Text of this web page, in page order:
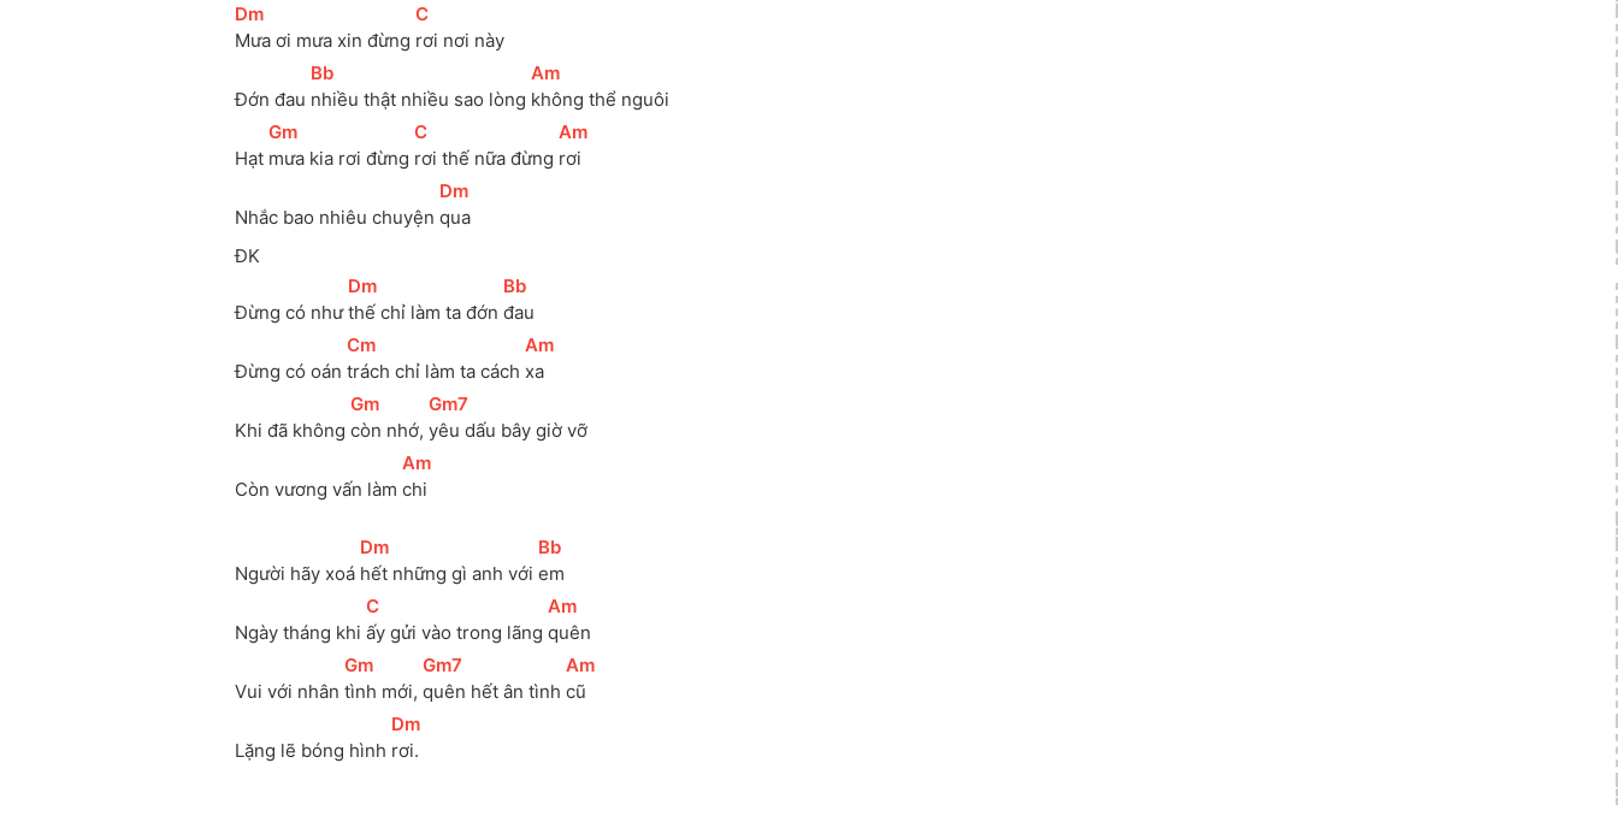
[Dm
Mưa ơi mưa xin đừng
[
C
rơi nơi này
Đớn đau
[Bb
nhiều thật nhiều sao lòng
[
Am
không thể nguôi
Hạt
[
Gm
mưa kia rơi đừng
[
C
rơi thế nữa đừng
[
Am
rơi
Nhắc bao nhiêu chuyện
[Dm
qua
ĐK
Đừng có như
[Dm
thế chỉ làm ta đớn
[Bb
đau
Đừng có oán
[
Cm
trách chỉ làm ta cách
[
Am
xa
Khi đã không
[
Gm
còn nhớ,
[
Gm7
yêu dấu bây giờ vỡ
Còn vương vấn làm
[
Am
chi
Người hãy xoá
[Dm
hết những gì anh với
[Bb
em
Ngày tháng khi
[
C
ấy gửi vào trong lãng
[
Am
quên
Vui với nhân
[
Gm
tình mới,
[
Gm7
quên hết ân tình
[
Am
cũ
Lặng lẽ bóng hình
[Dm
rơi.